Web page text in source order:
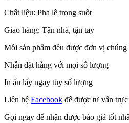
Chất liệu: Pha lê trong suốt
Giao hàng: Tận nhà, tận tay
Mỗi sản phẩm đều được đơn vị
Nhận đặt hàng với mọi số lượng
In ấn lấy ngay tùy số lượng
Liên hệ Facebook để được tư vấn
Gọi ngay để nhận được báo giá tốt